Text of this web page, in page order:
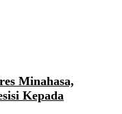
Minahasa,
Kepada